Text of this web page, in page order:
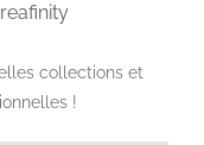
collections et
!